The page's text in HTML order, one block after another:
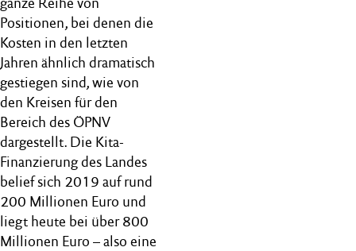
Positionen, bei denen die
Kosten in den letzten
Jahren ähnlich dramatisch
gestiegen sind, wie von
den Kreisen für den
Bereich des ÖPNV
dargestellt. Die Kita-
Finanzierung des Landes
belief sich 2019 auf rund
200 Millionen Euro und
liegt heute bei über 800
Millionen Euro – also eine